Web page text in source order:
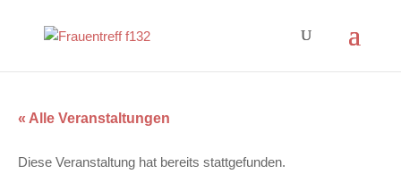
« Alle Veranstaltungen
Diese Veranstaltung hat bereits stattgefunden.